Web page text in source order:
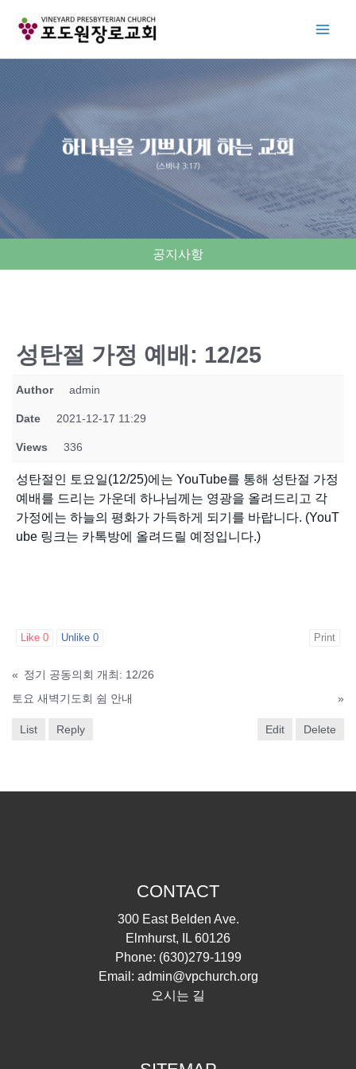
공지사항
성탄절 가정 예배: 12/25
Author admin
Date 2021-12-17 11:29
Views 336
성탄절인 토요일(12/25)에는 YouTube를 통해 성탄절 가정
예배를 드리는 가운데 하나님께는 영광을 올려드리고 각
가정에는 하늘의 평화가 가득하게 되기를 바랍니다. (YouT
ube 링크는 카톡방에 올려드릴 예정입니다.)
Like 0 Unlike 0 Print
« 정기 공동의회 개최: 12/26
토요 새벽기도회 쉼 안내
»
List Reply Edit Delete
CONTACT
300 East Belden Ave.
Elmhurst, IL 60126
Phone: (630)279-1199
Email: admin@vpchurch.org
오시는 길